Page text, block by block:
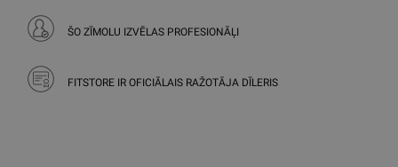
ŠO ZĪMOLU IZVĒLAS PROFESIONĀĻI
FITSTORE IR OFICIĀLAIS RAŽOTĀJA DĪLERIS